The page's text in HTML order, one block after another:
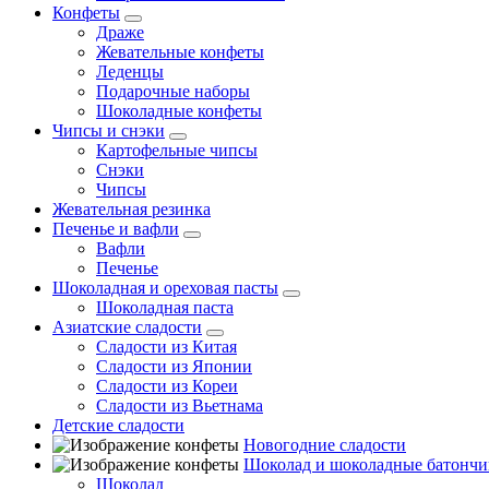
Конфеты
Драже
Жевательные конфеты
Леденцы
Подарочные наборы
Шоколадные конфеты
Чипсы и снэки
Картофельные чипсы
Снэки
Чипсы
Жевательная резинка
Печенье и вафли
Вафли
Печенье
Шоколадная и ореховая пасты
Шоколадная паста
Азиатские сладости
Сладости из Китая
Сладости из Японии
Сладости из Кореи
Сладости из Вьетнама
Детские сладости
Новогодние сладости
Шоколад и шоколадные
Шоколад